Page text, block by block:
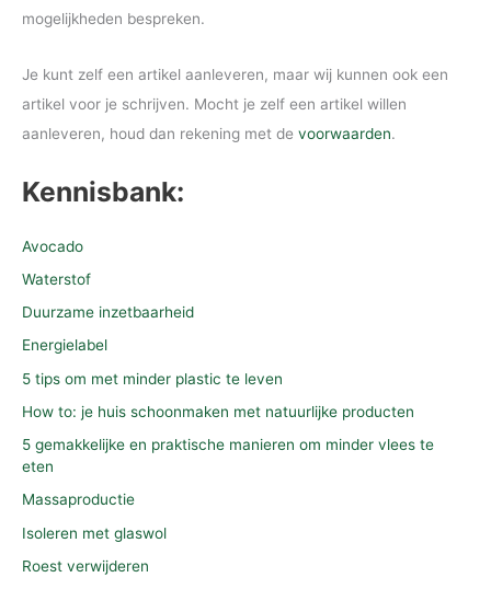
mogelijkheden bespreken.
Je kunt zelf een artikel aanleveren, maar wij kunnen ook een
artikel voor je schrijven. Mocht je zelf een artikel willen
aanleveren, houd dan rekening met de voorwaarden.
Kennisbank:
Avocado
Waterstof
Duurzame inzetbaarheid
Energielabel
5 tips om met minder plastic te leven
How to: je huis schoonmaken met natuurlijke producten
5 gemakkelijke en praktische manieren om minder vlees te
eten
Massaproductie
Isoleren met glaswol
Roest verwijderen